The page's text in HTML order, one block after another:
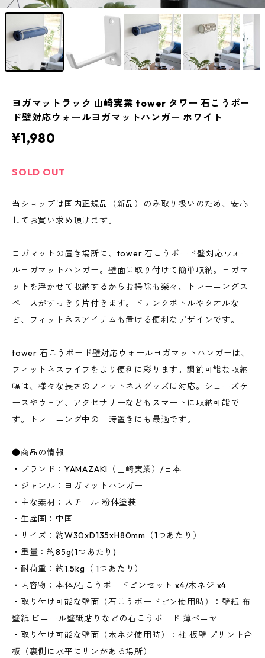
ヨガマットラック 山崎実業 tower タワー 石こうボー
ド壁対応ウォールヨガマットハンガー ホワイト
¥1,980
SOLD OUT
当ショップは国内正規品（新品）のみ取り扱いのため、安心
してお買い求め頂けます。
ヨガマットの置き場所に、tower 石こうボード壁対応ウォー
ルヨガマットハンガー。壁面に取り付けて簡単収納。ヨガマ
ットを浮かせて収納するからお掃除も楽々、トレーニングス
ペースがすっきり片付きます。ドリンクボトルやタオルな
ど、フィットネスアイテムも置ける便利なデザインです。
tower 石こうボード壁対応ウォールヨガマットハンガーは、
フィットネスライフをより便利に彩ります。調節可能な収納
幅は、様々な長さのフィットネスグッズに対応。シューズケ
ースやウェア、アクセサリーなどもスマートに収納可能で
す。トレーニング中の一時置きにも最適です。
●商品の情報
・ブランド：YAMAZAKI（山崎実業）/日本
・ジャンル：ヨガマットハンガー
・主な素材：スチール 粉体塗装
・生産国：中国
・サイズ：約W30xD135xH80mm（1つあたり）
・重量：約85g(1つあたり)
・耐荷重：約1.5kg（ 1つあたり）
・内容物：本体/石こうボードピンセット x4/木ネジ x4
・取り付け可能な壁面（石こうボードピン使用時）：壁紙 布
壁紙 ビニール壁紙貼りなどの石こうボード 薄ベニヤ
・取り付け可能な壁面（木ネジ使用時）：柱 板壁 プリント合
板（裏側に水平にサンがある場所）